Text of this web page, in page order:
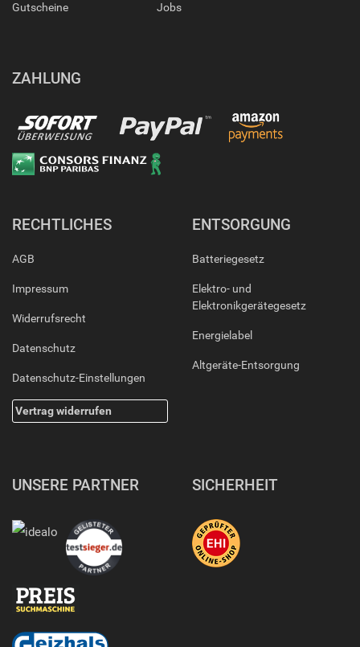
Gutscheine Jobs
ZAHLUNG
RECHTLICHES
AGB
Impressum
Widerrufsrecht
Datenschutz
Datenschutz-Einstellungen
Vertrag widerrufen
ENTSORGUNG
Batteriegesetz
Elektro- und
Elektronikgerätegesetz
Energielabel
Altgeräte-Entsorgung
UNSERE PARTNER SICHERHEIT